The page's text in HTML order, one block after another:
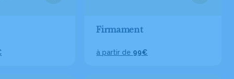
Firmament
à partir de 99€